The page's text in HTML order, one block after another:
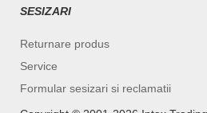
SESIZARI
Returnare produs
Service
Formular sesizari si reclamatii